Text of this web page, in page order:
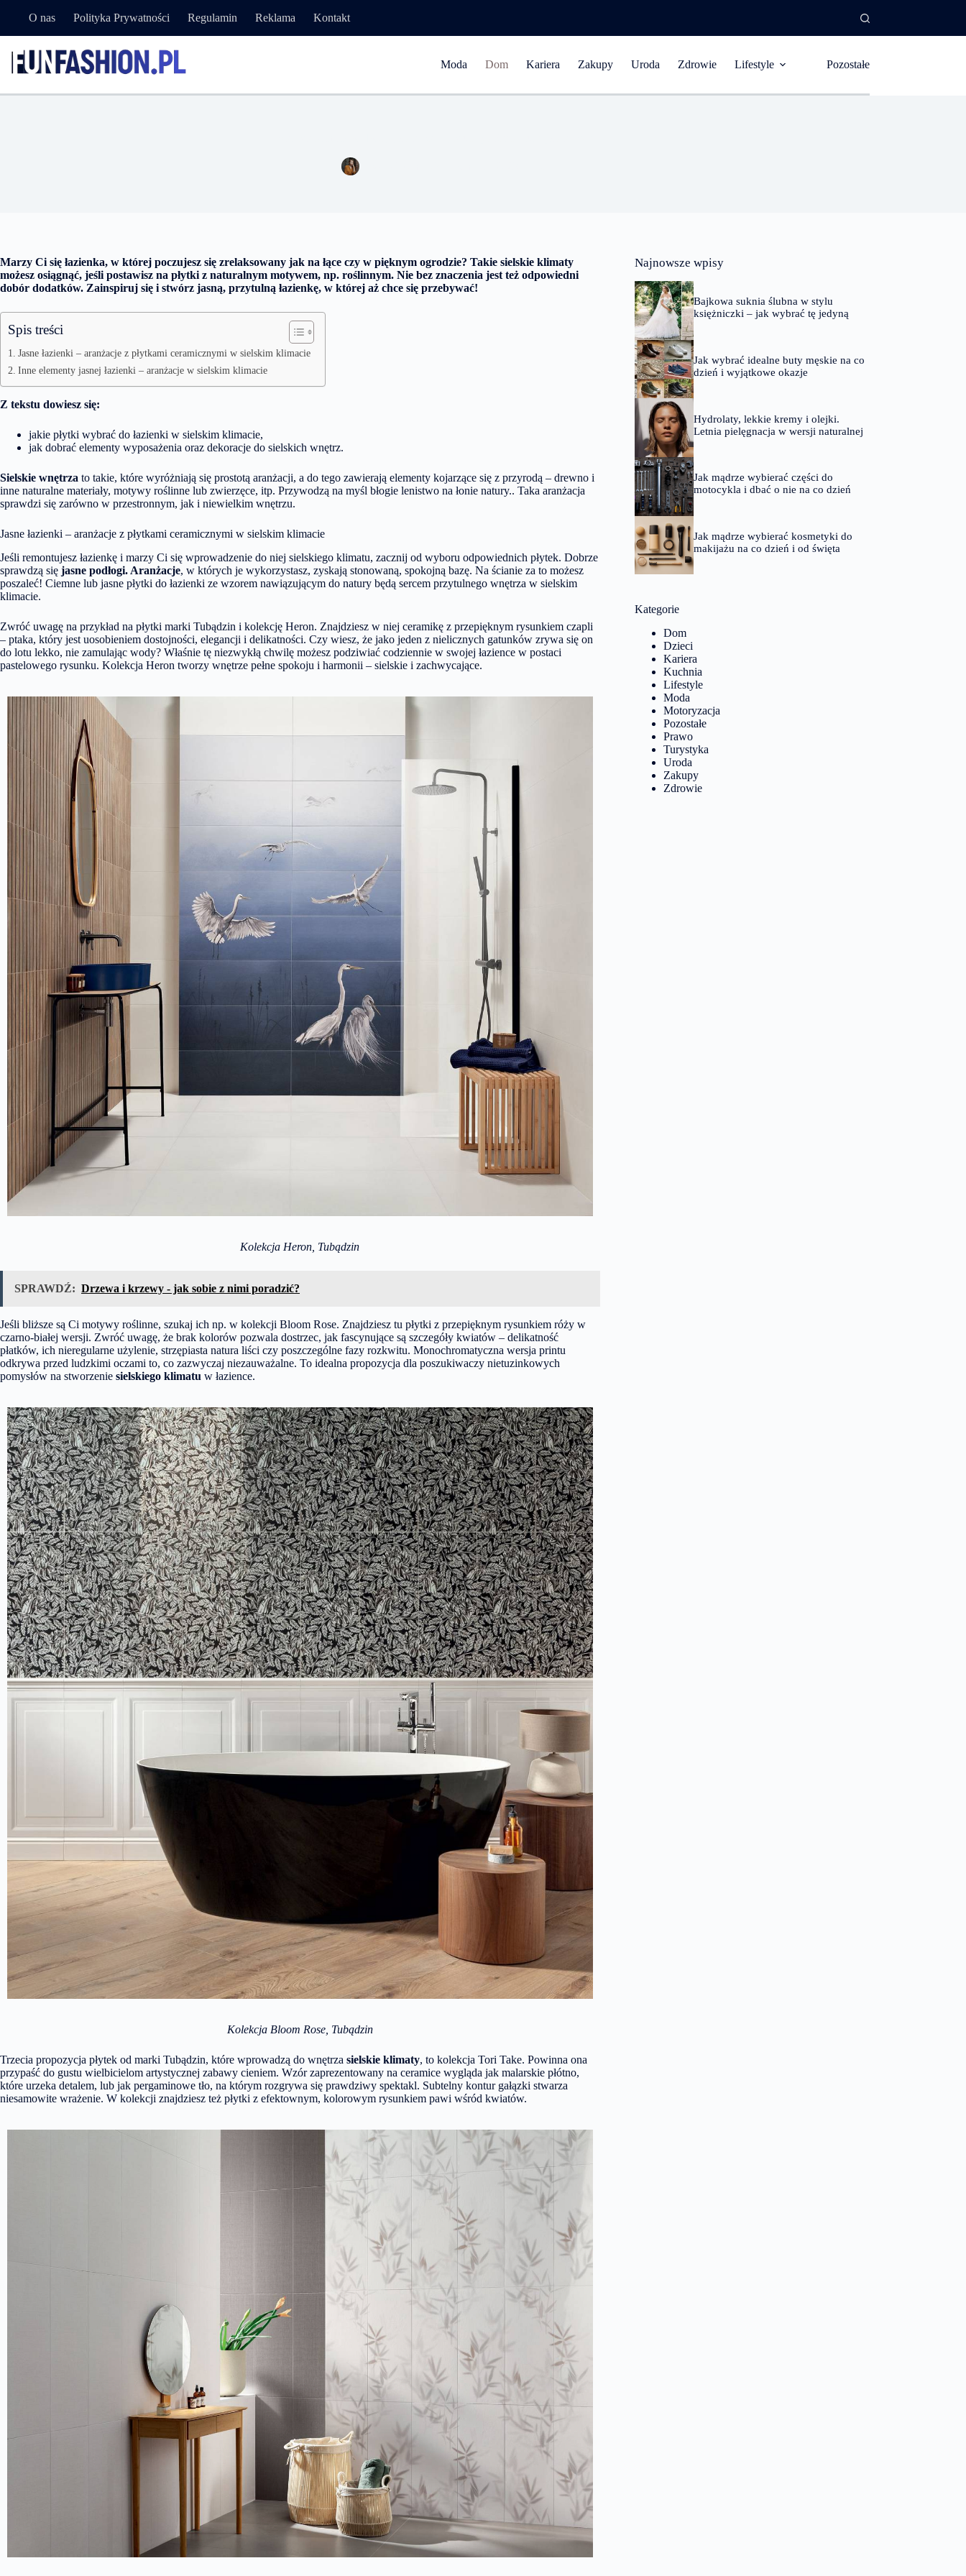
O nas Polityka Prywatności Regulamin Reklama Kontakt
Moda Dom Kariera Zakupy Uroda Zdrowie Lifestyle Pozostałe
Marzy Ci się łazienka, w której poczujesz się zrelaksowany jak na łące czy w pięknym ogrodzie? Takie sielskie klimaty
możesz osiągnąć, jeśli postawisz na płytki z naturalnym motywem, np. roślinnym. Nie bez znaczenia jest też odpowiedni
dobór dodatków. Zainspiruj się i stwórz jasną, przytulną łazienkę, w której aż chce się przebywać!
Spis treści
Jasne łazienki – aranżacje z płytkami ceramicznymi w sielskim klimacie
Inne elementy jasnej łazienki – aranżacje w sielskim klimacie
Z tekstu dowiesz się:
jakie płytki wybrać do łazienki w sielskim klimacie,
jak dobrać elementy wyposażenia oraz dekoracje do sielskich wnętrz.
Sielskie wnętrza to takie, które wyróżniają się prostotą aranżacji, a do tego zawierają elementy kojarzące się z przyrodą – drewno i
inne naturalne materiały, motywy roślinne lub zwierzęce, itp. Przywodzą na myśl błogie lenistwo na łonie natury.. Taka aranżacja
sprawdzi się zarówno w przestronnym, jak i niewielkim wnętrzu.
Jasne łazienki – aranżacje z płytkami ceramicznymi w sielskim klimacie
Jeśli remontujesz łazienkę i marzy Ci się wprowadzenie do niej sielskiego klimatu, zacznij od wyboru odpowiednich płytek. Dobrze
sprawdzą się jasne podłogi. Aranżacje, w których je wykorzystasz, zyskają stonowaną, spokojną bazę. Na ścianie za to możesz
poszaleć! Ciemne lub jasne płytki do łazienki ze wzorem nawiązującym do natury będą sercem przytulnego wnętrza w sielskim
klimacie.
Zwróć uwagę na przykład na płytki marki Tubądzin i kolekcję Heron. Znajdziesz w niej ceramikę z przepięknym rysunkiem czapli
– ptaka, który jest uosobieniem dostojności, elegancji i delikatności. Czy wiesz, że jako jeden z nielicznych gatunków zrywa się on
do lotu lekko, nie zamulając wody? Właśnie tę niezwykłą chwilę możesz podziwiać codziennie w swojej łazience w postaci
pastelowego rysunku. Kolekcja Heron tworzy wnętrze pełne spokoju i harmonii – sielskie i zachwycające.
Kolekcja Heron, Tubądzin
SPRAWDŹ: Drzewa i krzewy - jak sobie z nimi poradzić?
Jeśli bliższe są Ci motywy roślinne, szukaj ich np. w kolekcji Bloom Rose. Znajdziesz tu płytki z przepięknym rysunkiem róży w
czarno-białej wersji. Zwróć uwagę, że brak kolorów pozwala dostrzec, jak fascynujące są szczegóły kwiatów – delikatność
płatków, ich nieregularne użylenie, strzępiasta natura liści czy poszczególne fazy rozkwitu. Monochromatyczna wersja printu
odkrywa przed ludzkimi oczami to, co zazwyczaj niezauważalne. To idealna propozycja dla poszukiwaczy nietuzinkowych
pomysłów na stworzenie sielskiego klimatu w łazience.
Kolekcja Bloom Rose, Tubądzin
Trzecia propozycja płytek od marki Tubądzin, które wprowadzą do wnętrza sielskie klimaty, to kolekcja Tori Take. Powinna ona
przypaść do gustu wielbicielom artystycznej zabawy cieniem. Wzór zaprezentowany na ceramice wygląda jak malarskie płótno,
które urzeka detalem, lub jak pergaminowe tło, na którym rozgrywa się prawdziwy spektakl. Subtelny kontur gałązki stwarza
niesamowite wrażenie. W kolekcji znajdziesz też płytki z efektownym, kolorowym rysunkiem pawi wśród kwiatów.
Najnowsze wpisy
Bajkowa suknia ślubna w stylu
księżniczki – jak wybrać tę jedyną
Jak wybrać idealne buty męskie na co
dzień i wyjątkowe okazje
Hydrolaty, lekkie kremy i olejki.
Letnia pielęgnacja w wersji naturalnej
Jak mądrze wybierać części do
motocykla i dbać o nie na co dzień
Jak mądrze wybierać kosmetyki do
makijażu na co dzień i od święta
Kategorie
Dom
Dzieci
Kariera
Kuchnia
Lifestyle
Moda
Motoryzacja
Pozostałe
Prawo
Turystyka
Uroda
Zakupy
Zdrowie